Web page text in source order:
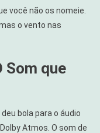
você não os nomeie.
o vento nas
Som que
bola para o áudio
Atmos. O som de